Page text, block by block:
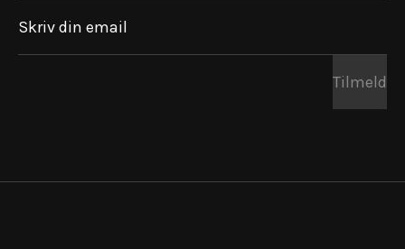
Skriv din email
Tilmeld